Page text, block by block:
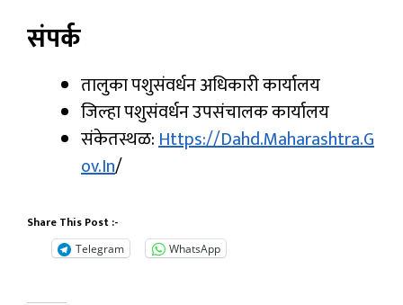
संपर्क
तालुका पशुसंवर्धन अधिकारी कार्यालय
जिल्हा पशुसंवर्धन उपसंचालक कार्यालय
संकेतस्थळ:Https://dahd.maharashtra.g
Ov.in/
Share This Post :-
Telegram WhatsApp